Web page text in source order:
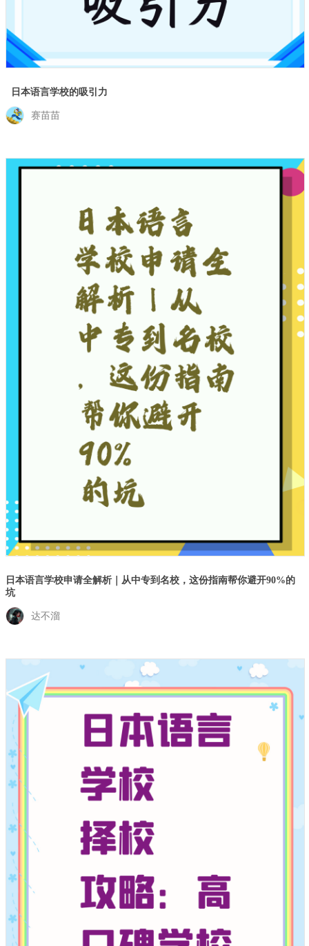
日本语言学校的吸引力
赛苗苗
日本语言学校申请全解析｜从中专到名校，这份指南帮你避开90%的
坑
达不溜